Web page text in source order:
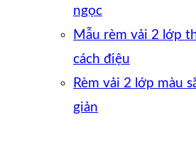
ngọc
Mẫu rèm vải 2 lớp
cách điệu
Rèm vải 2 lớp màu
giản